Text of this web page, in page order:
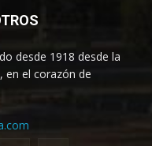
desde 1918 desde la
en el corazón de